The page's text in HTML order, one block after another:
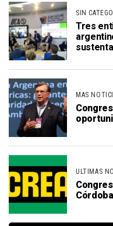
SIN
Tres
MAS
ULTIMAS